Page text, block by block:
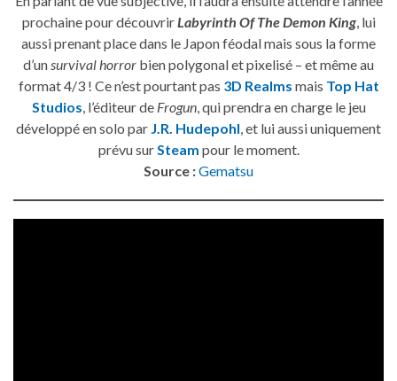
prochaine pour découvrir Labyrinth Of The Demon King, lui
aussi prenant place dans le Japon féodal mais sous la forme
d’un survival horror bien polygonal et pixelisé – et même au
format 4/3 ! Ce n’est pourtant pas 3D Realms mais Top Hat
Studios , l’éditeur de Frogun, qui prendra en charge le jeu
développé en solo par J.R. Hudepohl , et lui aussi uniquement
prévu sur Steam pour le moment.
Source :Gematsu